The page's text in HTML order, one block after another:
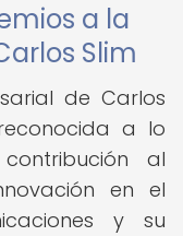
a la
Slim
de Carlos
a lo
al
en el
y su